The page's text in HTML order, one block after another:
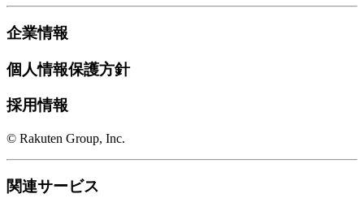
企業情報
個人情報保護方針
採用情報
© Rakuten Group, Inc.
関連サービス